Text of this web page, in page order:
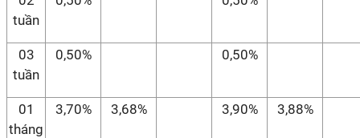
tuần
03
tuần
0,50% 0,50%
01
tháng
3,70% 3,68% 3,90% 3,88%